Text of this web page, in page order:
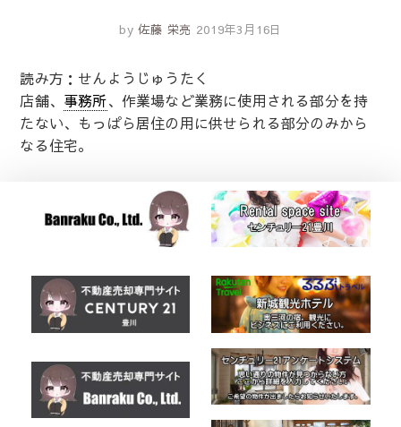
by 佐藤 栄亮 2019年3月16日
読み方：せんようじゅうたく
店舗、 事務所、作業場など業務に使用される部分を持
たない、もっぱら居住の用に供せられる部分のみから
なる住宅。